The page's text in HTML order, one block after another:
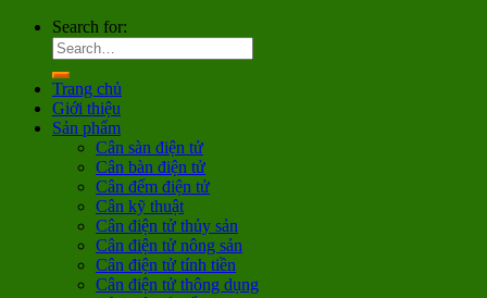
Search for:
Trang chủ
Giới thiệu
Sản phẩm
Cân sàn điện tử
Cân bàn điện tử
Cân đếm điện tử
Cân kỹ thuật
Cân điện tử thủy sản
Cân điện tử nông sản
Cân điện tử tính tiền
Cân điện tử thông dụng